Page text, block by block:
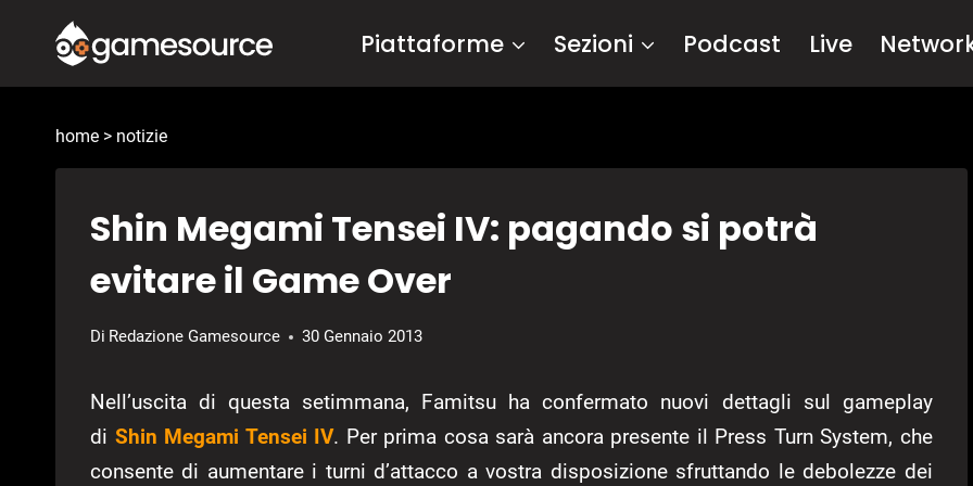
contenuto
Piattaforme Sezioni Podcast Live
home > notizie
Shin Megami Tensei IV: pagando si potrà
evitare il Game Over
Di Redazione Gamesource 30 Gennaio 2013
Nell’uscita di questa setimmana, Famitsu ha confermato nuovi dettagli sul gameplay
di Shin Megami Tensei IV. Per prima cosa sarà ancora presente il Press Turn System, che
consente di aumentare i turni d’attacco a vostra disposizione sfruttando le debolezze dei